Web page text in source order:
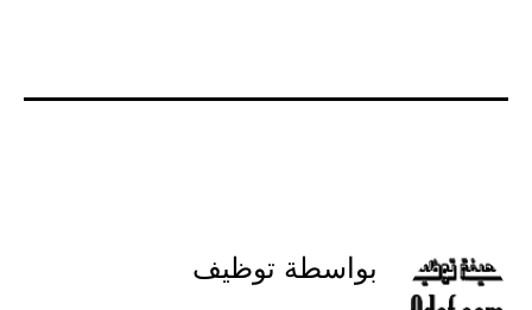
بواسطة توظيف